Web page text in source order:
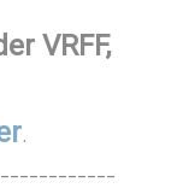
VRFF,
.